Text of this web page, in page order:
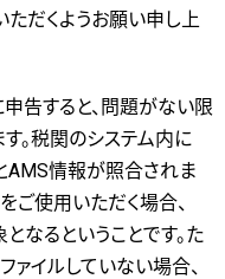
だくようお願い申し上
告すると、問題がない限
。税関のシステム内に
AMS情報が照合されま
ご使用いただく場合、
なるということです。た
ァイルしていない場合、